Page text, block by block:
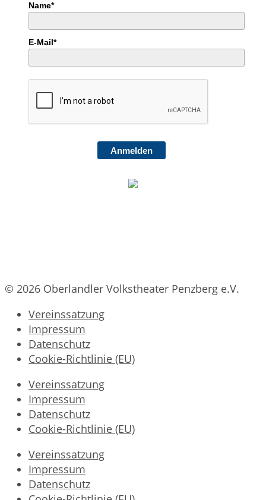
Name*
E-Mail*
Anmelden
© 2026 Oberlandler Volkstheater Penzberg e.V.
Vereinssatzung
Impressum
Datenschutz
Cookie-Richtlinie (EU)
Vereinssatzung
Impressum
Datenschutz
Cookie-Richtlinie (EU)
Vereinssatzung
Impressum
Datenschutz